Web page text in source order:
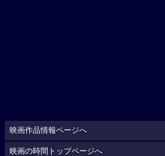
映画作品情報ページへ
映画の時間トップページへ